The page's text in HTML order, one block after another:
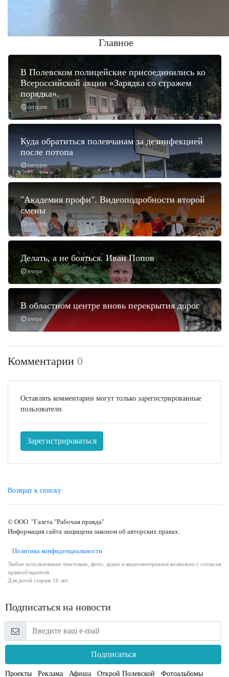
Главное
сегодня
В Полевском полицейские присоединились ко
Всероссийской акции «Зарядка со стражем
порядка».
сегодня
Куда обратиться полевчанам за дезинфекцией
после потопа
сегодня
"Академия профи". Видеоподробности второй
смены
вчера
Делать, а не бояться. Иван Попов
вчера
В областном центре вновь перекрытия дорог
Комментарии 0
Оставлять комментарии могут только зарегистрированные
пользователи.
Зарегистрироваться
Возврат к списку
© ООО "Газета "Рабочая правда"
Информация сайта защищена законом об авторских правах.
Политика конфиденциальности
Любое использование текстовых, фото, аудио и видеоматериалов возможно с согласия
правообладателя.
Для детей старше 16 лет.
Подписаться на новости
Подписаться
Проекты Реклама Афиша Открой Полевской Фотоальбомы